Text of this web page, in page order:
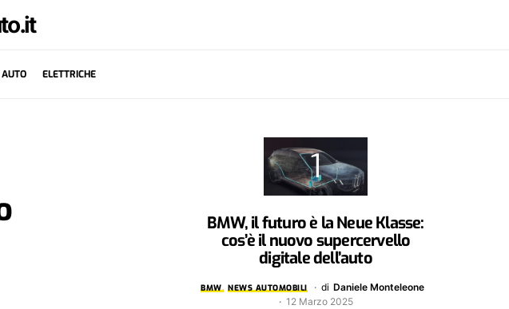
ELETTRICHE
BMW, il futuro è la Neue Klasse:
cos’è il nuovo supercervello
digitale dell’auto
BMW NEWS AUTOMOBILI di Daniele Monteleone
12 Marzo 2025